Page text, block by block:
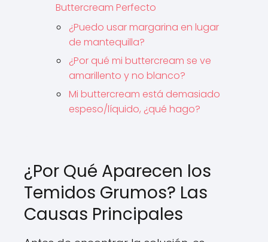
Buttercream Perfecto
¿Puedo usar margarina en lugar
de mantequilla?
¿Por qué mi buttercream se ve
amarillento y no blanco?
Mi buttercream está demasiado
espeso/líquido, ¿qué hago?
¿Por Qué Aparecen los
Temidos Grumos? Las
Causas Principales